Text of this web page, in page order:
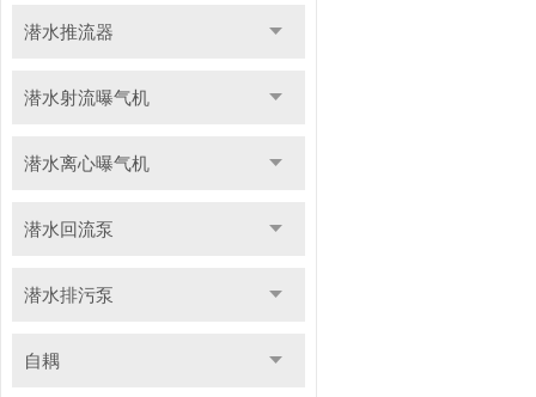
潜水推流器
潜水射流曝气机
潜水离心曝气机
潜水回流泵
潜水排污泵
自耦